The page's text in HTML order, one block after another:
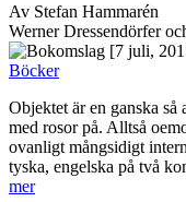
Av Stefan Hammarén
Werner Dressendörfer
[7 juli,
Böcker
Objektet är en ganska
med rosor på. Alltså
ovanligt mångsidigt
tyska, engelska på två
mer